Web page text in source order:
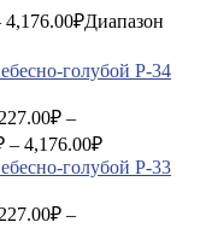
4,176.00₽Диапазон
₽ –
– 4,176.00₽
₽ –